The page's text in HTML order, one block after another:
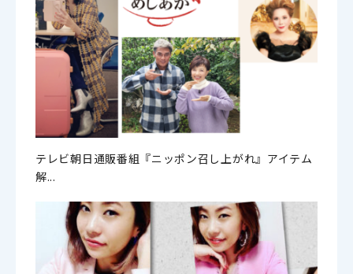
テレビ朝日通販番組『ニッポン召し上がれ』アイテム
解...